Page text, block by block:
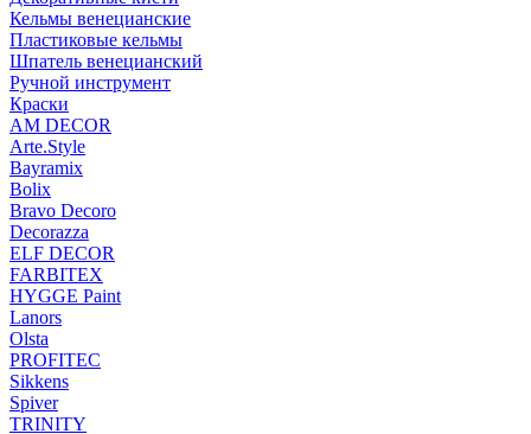
Кельмы венецианские
Пластиковые кельмы
Шпатель венецианский
Ручной инструмент
Краски
AM DECOR
Arte.Style
Bayramix
Bolix
Bravo Decoro
Decorazza
ELF DECOR
FARBITEX
HYGGE Paint
Lanors
Olsta
PROFITEC
Sikkens
Spiver
TRINITY